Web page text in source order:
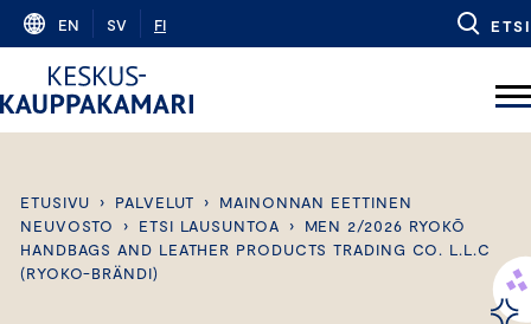
Skip
content
EN SV FI ETSI
ETUSIVU › PALVELUT ›
MAINONNAN EETTINEN
NEUVOSTO
› ETSI LAUSUNTOA ›
MEN 2/2026 RYOKŌ
HANDBAGS AND LEATHER PRODUCTS TRADING CO. L.L.C
(RYOKO-BRÄNDI)